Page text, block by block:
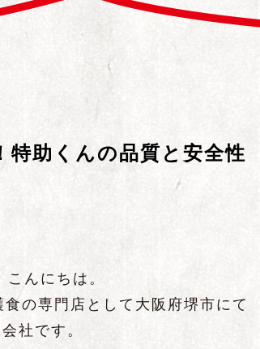
特助くんの品質と安全性
んにちは。
の専門店として大阪府堺市にて
社です。